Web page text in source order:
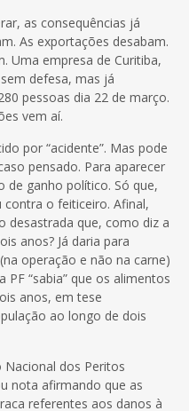
as consequências já
As exportações desabam.
Uma empresa de Curitiba,
defesa, mas já
pessoas dia 22 de março.
vem aí.
por “acidente”. Mas pode
pensado. Para aparecer
de ganho político. Só que,
o feiticeiro. Afinal,
desastrada que, como diz a
anos? Já daria para
operação e não na carne)
PF “sabia” que os alimentos
anos, em tese
ao longo de dois
Nacional dos Peritos
nota afirmando que as
referentes aos danos à